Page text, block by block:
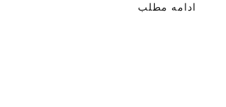
ادامه مطلب